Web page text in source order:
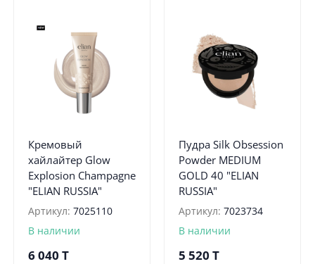
Кремовый
хайлайтер Glow
Explosion Champagne
"ELIAN RUSSIA"
Артикул: 7025110
В наличии
6 040 T
Пудра Silk Obsession
Powder MEDIUM
GOLD 40 "ELIAN
RUSSIA"
Артикул: 7023734
В наличии
5 520 T